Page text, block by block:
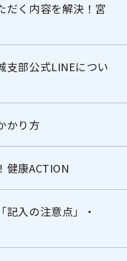
だく内容を解決！宮
支部公式LINEについ
かり方
健康ACTION
記入の注意点」・